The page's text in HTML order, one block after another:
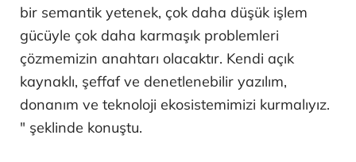
bir semantik yetenek, çok daha düşük işlem
gücüyle çok daha karmaşık problemleri
çözmemizin anahtarı olacaktır. Kendi açık
kaynaklı, şeffaf ve denetlenebilir yazılım,
donanım ve teknoloji ekosistemimizi kurmalıyız.
" şeklinde konuştu.